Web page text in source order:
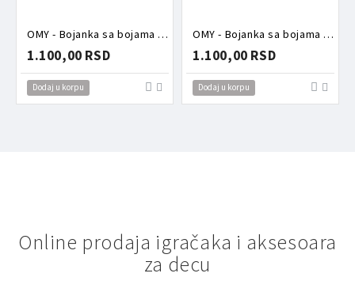
OMY - Bojanka sa bojama Dino
1.100,00 RSD
Dodaj u korpu
OMY - Bojanka sa bojama Kawaii
1.100,00 RSD
Dodaj u korpu
Online prodaja igračaka i aksesoara
za decu